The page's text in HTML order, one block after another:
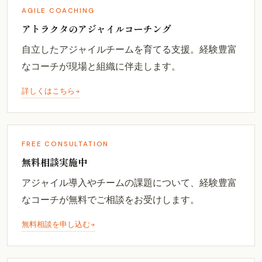
AGILE COACHING
アトラクタのアジャイルコーチング
自立したアジャイルチームを育てる支援。経験豊富
なコーチが現場と組織に伴走します。
詳しくはこちら
FREE CONSULTATION
無料相談実施中
アジャイル導入やチームの課題について、経験豊富
なコーチが無料でご相談をお受けします。
無料相談を申し込む